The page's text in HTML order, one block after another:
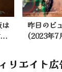
は
昨日のビ
(2023年7
リエイト広